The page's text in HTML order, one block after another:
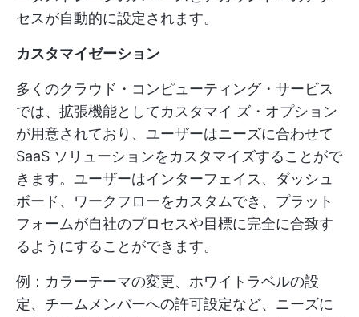
セスが自動的に設定されます。
カスタマイゼーション
多くのクラウド・コンピューティング・サービス
では、拡張機能としてカスタマイ ズ・オプション
が用意されており、ユーザーはニーズに合わせて
SaaS ソリューションをカスタマイズすることがで
きます。ユーザーはインターフェイス、ダッシュ
ボード、ワークフローをカスタムでき、プラット
フォームが自社のプロセスや目標に完全に合致す
るようにすることができます。
例：カラーテーマの変更、ホワイトラベルの設
定、チームメンバーへの許可設定など、ニーズに